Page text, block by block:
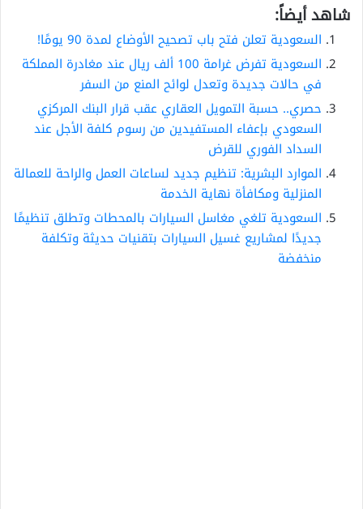
شاهد أيضاً:
السعودية تعلن فتح باب تصحيح الأوضاع لمدة 90 يومًا!
السعودية تفرض غرامة 100 ألف ريال عند مغادرة المملكة
في حالات جديدة وتعدل لوائح المنع من السفر
حصري.. حسبة التمويل العقاري عقب قرار البنك المركزي
السعودي بإعفاء المستفيدين من رسوم كلفة الأجل عند
السداد الفوري للقرض
الموارد البشرية: تنظيم جديد لساعات العمل والراحة للعمالة
المنزلية ومكافأة نهاية الخدمة
السعودية تلغي مغاسل السيارات بالمحطات وتطلق تنظيمًا
جديدًا لمشاريع غسيل السيارات بتقنيات حديثة وتكلفة
منخفضة